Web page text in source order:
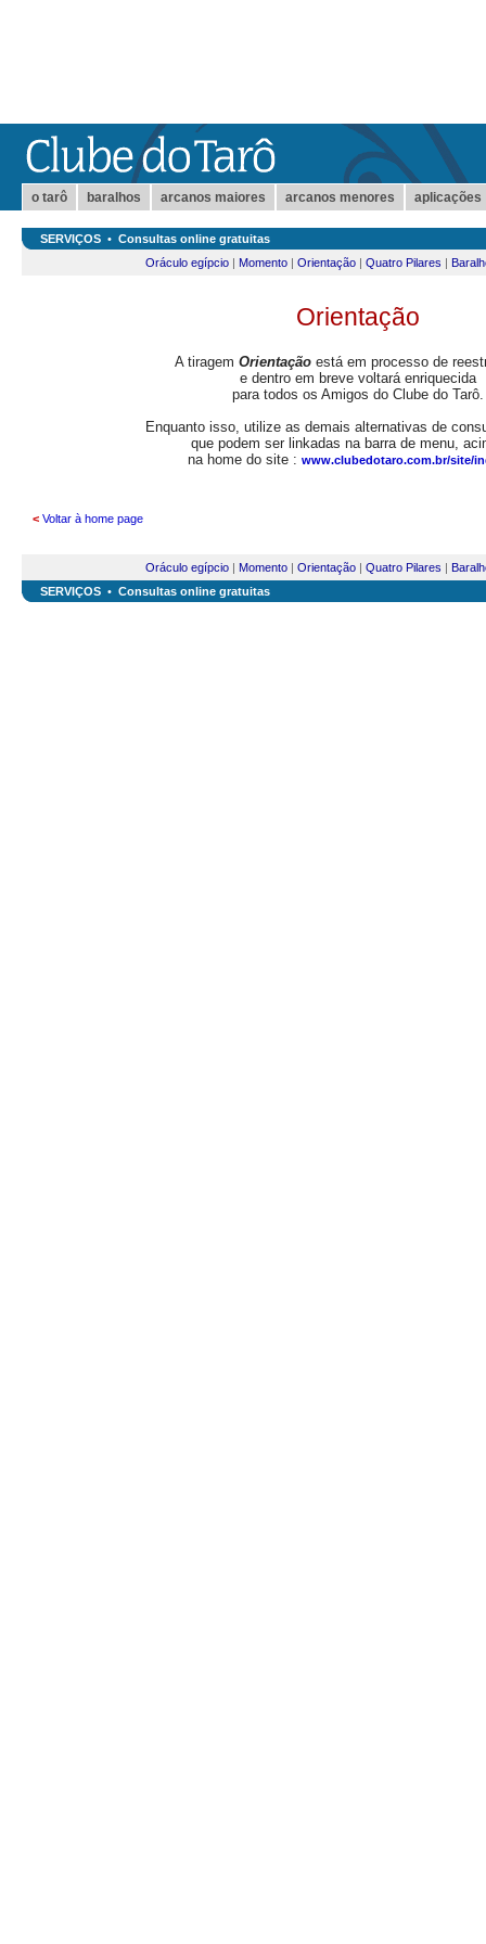
o tarô baralhos arcanos maiores arcanos menores aplicações
SERVIÇOS • Consultas online gratuitas
Oráculo egípcio| Momento| Orientação| Quatro Pilares |
Orientação
A tiragem Orientaçãoestá em processo de
e dentro em breve voltará enriquecida
para todos os Amigos do Clube do Tarô.
Enquanto isso, utilize as demais alternativas de
que podem ser linkadas na barra de menu,
na home do site : www.clubedotaro.com.br/site/
< Voltar à home page
Oráculo egípcio| Momento| Orientação| Quatro Pilares |
SERVIÇOS • Consultas online gratuitas